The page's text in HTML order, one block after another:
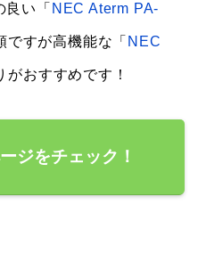
い「 NEC Aterm PA-
ですが高機能な「 NEC
がおすすめです！
ジをチェック！